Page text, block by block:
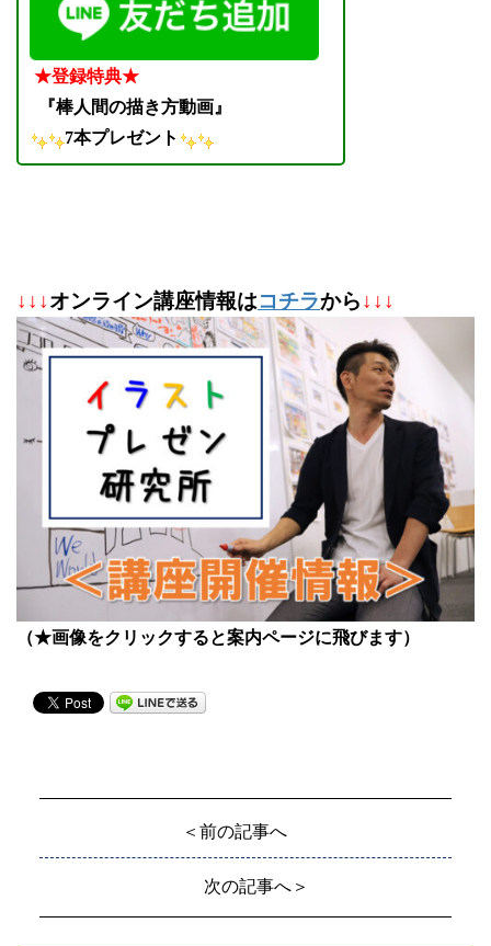
★登録特典★
『棒人間の描き方動画』
7本プレゼント
↓ ↓ ↓オンライン講座情報はコチラから↓↓↓
（★画像をクリックすると案内ページに飛びます）
＜前の記事へ
次の記事へ＞